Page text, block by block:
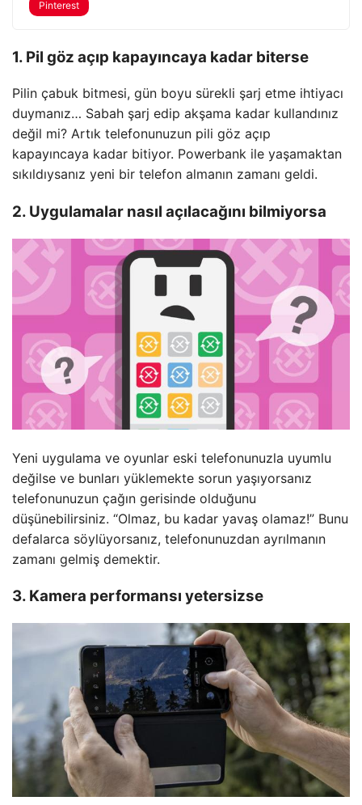
Pinterest
1. Pil göz açıp kapayıncaya kadar biterse
Pilin çabuk bitmesi, gün boyu sürekli şarj etme ihtiyacı
duymanız… Sabah şarj edip akşama kadar kullandınız
değil mi? Artık telefonunuzun pili göz açıp
kapayıncaya kadar bitiyor. Powerbank ile yaşamaktan
sıkıldıysanız yeni bir telefon almanın zamanı geldi.
2. Uygulamalar nasıl açılacağını bilmiyorsa
Yeni uygulama ve oyunlar eski telefonunuzla uyumlu
değilse ve bunları yüklemekte sorun yaşıyorsanız
telefonunuzun çağın gerisinde olduğunu
düşünebilirsiniz. “Olmaz, bu kadar yavaş olamaz!” Bunu
defalarca söylüyorsanız, telefonunuzdan ayrılmanın
zamanı gelmiş demektir.
3. Kamera performansı yetersizse